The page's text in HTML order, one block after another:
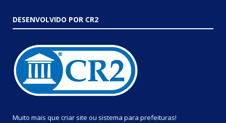
DESENVOLVIDO POR CR2
Muito mais que criar site ou sistema para prefeituras!